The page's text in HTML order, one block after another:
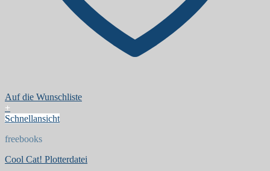
Auf die Wunschliste
+
Schnellansicht
freebooks
Cool Cat! Plotterdatei